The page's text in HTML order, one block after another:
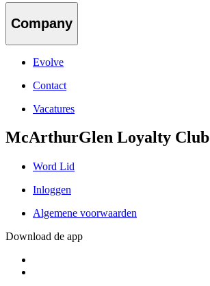
Company
Evolve
Contact
Vacatures
McArthurGlen Loyalty Club
Word Lid
Inloggen
Algemene voorwaarden
Download de app